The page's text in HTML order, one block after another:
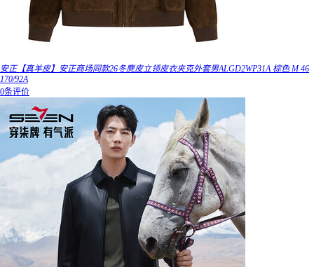
安正【真羊皮】安正商场同款26冬麂皮立领皮衣夹克外套男ALGD2WP31A 棕色 M 46
170/92A
0条评价